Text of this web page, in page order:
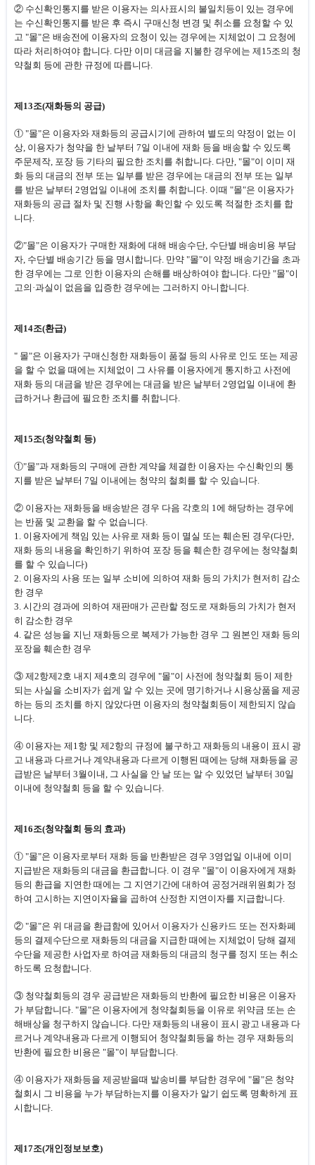
② 수신확인통지를 받은 이용자는 의사표시의 불일치등이 있는 경우에
는 수신확인통지를 받은 후 즉시 구매신청 변경 및 취소를 요청할 수 있
고 "몰"은 배송전에 이용자의 요청이 있는 경우에는 지체없이 그 요청에
따라 처리하여야 합니다. 다만 이미 대금을 지불한 경우에는 제15조의 청
약철회 등에 관한 규정에 따릅니다.
제13조(재화등의 공급)
① "몰"은 이용자와 재화등의 공급시기에 관하여 별도의 약정이 없는 이
상, 이용자가 청약을 한 날부터 7일 이내에 재화 등을 배송할 수 있도록
주문제작, 포장 등 기타의 필요한 조치를 취합니다. 다만, "몰"이 이미 재
화 등의 대금의 전부 또는 일부를 받은 경우에는 대금의 전부 또는 일부
를 받은 날부터 2영업일 이내에 조치를 취합니다. 이때 "몰"은 이용자가
재화등의 공급 절차 및 진행 사항을 확인할 수 있도록 적절한 조치를 합
니다.
②"몰"은 이용자가 구매한 재화에 대해 배송수단, 수단별 배송비용 부담
자, 수단별 배송기간 등을 명시합니다. 만약 "몰"이 약정 배송기간을 초과
한 경우에는 그로 인한 이용자의 손해를 배상하여야 합니다. 다만 "몰"이
고의·과실이 없음을 입증한 경우에는 그러하지 아니합니다.
제14조(환급)
" 몰"은 이용자가 구매신청한 재화등이 품절 등의 사유로 인도 또는 제공
을 할 수 없을 때에는 지체없이 그 사유를 이용자에게 통지하고 사전에
재화 등의 대금을 받은 경우에는 대금을 받은 날부터 2영업일 이내에 환
급하거나 환급에 필요한 조치를 취합니다.
제15조(청약철회 등)
①"몰"과 재화등의 구매에 관한 계약을 체결한 이용자는 수신확인의 통
지를 받은 날부터 7일 이내에는 청약의 철회를 할 수 있습니다.
② 이용자는 재화등을 배송받은 경우 다음 각호의 1에 해당하는 경우에
는 반품 및 교환을 할 수 없습니다.
1. 이용자에게 책임 있는 사유로 재화 등이 멸실 또는 훼손된 경우(다만,
재화 등의 내용을 확인하기 위하여 포장 등을 훼손한 경우에는 청약철회
를 할 수 있습니다)
2. 이용자의 사용 또는 일부 소비에 의하여 재화 등의 가치가 현저히 감소
한 경우
3. 시간의 경과에 의하여 재판매가 곤란할 정도로 재화등의 가치가 현저
히 감소한 경우
4. 같은 성능을 지닌 재화등으로 복제가 가능한 경우 그 원본인 재화 등의
포장을 훼손한 경우
③ 제2항제2호 내지 제4호의 경우에 "몰"이 사전에 청약철회 등이 제한
되는 사실을 소비자가 쉽게 알 수 있는 곳에 명기하거나 시용상품을 제공
하는 등의 조치를 하지 않았다면 이용자의 청약철회등이 제한되지 않습
니다.
④ 이용자는 제1항 및 제2항의 규정에 불구하고 재화등의 내용이 표시 광
고 내용과 다르거나 계약내용과 다르게 이행된 때에는 당해 재화등을 공
급받은 날부터 3월이내, 그 사실을 안 날 또는 알 수 있었던 날부터 30일
이내에 청약철회 등을 할 수 있습니다.
제16조(청약철회 등의 효과)
① "몰"은 이용자로부터 재화 등을 반환받은 경우 3영업일 이내에 이미
지급받은 재화등의 대금을 환급합니다. 이 경우 "몰"이 이용자에게 재화
등의 환급을 지연한 때에는 그 지연기간에 대하여 공정거래위원회가 정
하여 고시하는 지연이자율을 곱하여 산정한 지연이자를 지급합니다.
② "몰"은 위 대금을 환급함에 있어서 이용자가 신용카드 또는 전자화폐
등의 결제수단으로 재화등의 대금을 지급한 때에는 지체없이 당해 결제
수단을 제공한 사업자로 하여금 재화등의 대금의 청구를 정지 또는 취소
하도록 요청합니다.
③ 청약철회등의 경우 공급받은 재화등의 반환에 필요한 비용은 이용자
가 부담합니다. "몰"은 이용자에게 청약철회등을 이유로 위약금 또는 손
해배상을 청구하지 않습니다. 다만 재화등의 내용이 표시 광고 내용과 다
르거나 계약내용과 다르게 이행되어 청약철회등을 하는 경우 재화등의
반환에 필요한 비용은 "몰"이 부담합니다.
④ 이용자가 재화등을 제공받을때 발송비를 부담한 경우에 "몰"은 청약
철회시 그 비용을 누가 부담하는지를 이용자가 알기 쉽도록 명확하게 표
시합니다.
제17조(개인정보보호)